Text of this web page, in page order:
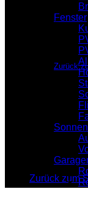
Es
Zurück
Warenkorb
Es befinden
Zurück zum
Fenster